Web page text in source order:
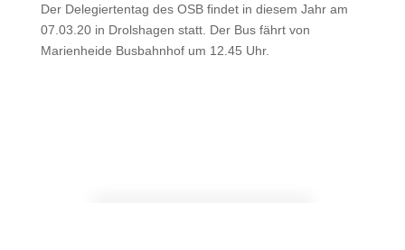
Der Delegiertentag des OSB findet in diesem Jahr am
07.03.20 in Drolshagen statt. Der Bus fährt von
Marienheide Busbahnhof um 12.45 Uhr.